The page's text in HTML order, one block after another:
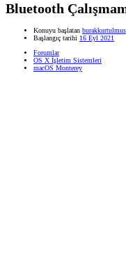
Bluetooth
Konuyu başlatan burakkurtulmus
Başlangıç tarihi 16 Eyl 2021
Forumlar
OS X İşletim Sistemleri
macOS Monterey